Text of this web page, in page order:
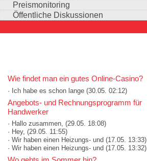
Preismonitoring
Öffentliche Diskussionen
Wie findet man ein gutes Online-Casino?
· Ich habe es schon lange (30.05. 02:12)
Angebots- und Rechnungsprogramm für
Handwerker
· Hallo zusammen, (29.05. 18:08)
· Hey, (29.05. 11:55)
· Wir haben einen Heizungs- und (17.05. 13:33)
· Wir haben einen Heizungs- und (17.05. 13:32)
Auswahlmöglichkeiten